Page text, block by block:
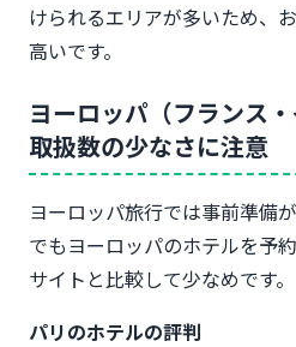
けられるエリアが多いため、
高いです。
ヨーロッパ（フランス
取扱数の少なさに注意
ヨーロッパ旅行では事前準備
でもヨーロッパのホテルを予
サイトと比較して少なめです。
パリのホテルの評判